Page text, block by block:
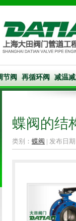
节阀 再循环阀 减温
蝶阀的结
类别： 蝶阀 | 发布日